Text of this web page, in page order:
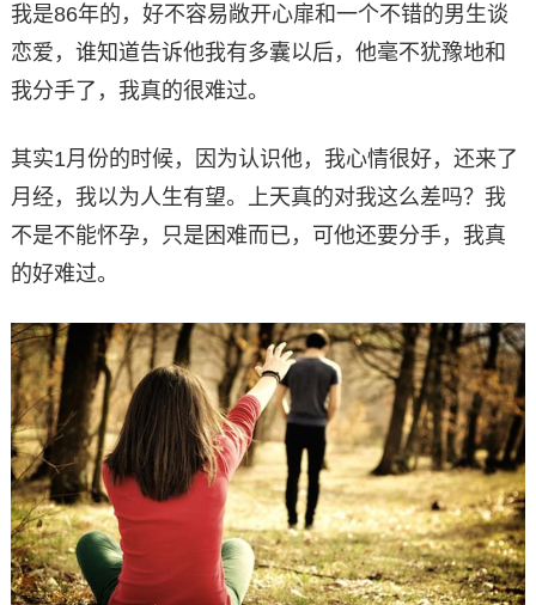
我是86年的，好不容易敞开心扉和一个不错的男生谈
恋爱，谁知道告诉他我有多囊以后，他毫不犹豫地和
我分手了，我真的很难过。
其实1月份的时候，因为认识他，我心情很好，还来了
月经，我以为人生有望。上天真的对我这么差吗？我
不是不能怀孕，只是困难而已，可他还要分手，我真
的好难过。